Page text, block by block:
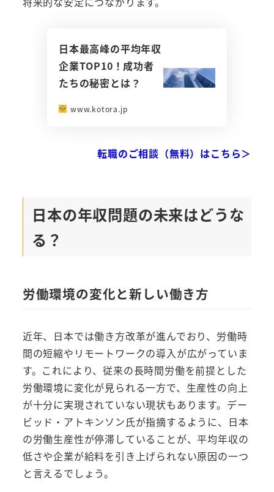
日本最高峰の平均年収
企業TOP10！成功者
たちの秘密とは？
www.kotora.jp
転職のご相談（無料）はこちら＞
日本の年収問題の未来はどうな
る？
労働環境の変化と新しい働き方
近年、日本では働き方改革が進んでおり、労働時
間の短縮やリモートワークの導入が広がっていま
す。これにより、従来の長時間労働を前提とした
労働環境に変化が見られる一方で、生産性の向上
が十分に実現されていない現状もあります。デー
ビッド・アトキンソン氏が指摘するように、日本
の労働生産性が停滞していることが、平均年収の
低さや企業が給料を引き上げられない原因の一つ
と言えるでしょう。